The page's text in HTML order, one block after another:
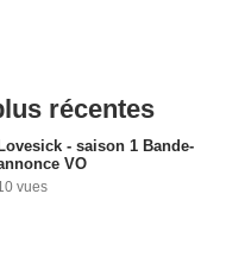
récentes
Lovesick - saison 1 Bande-
VO
vues